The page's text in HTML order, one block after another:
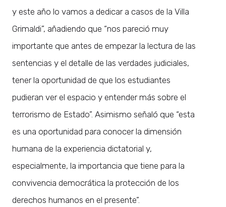
y este año lo vamos a dedicar a casos de la Villa
Grimaldi”, añadiendo que “nos pareció muy
importante que antes de empezar la lectura de las
sentencias y el detalle de las verdades judiciales,
tener la oportunidad de que los estudiantes
pudieran ver el espacio y entender más sobre el
terrorismo de Estado”. Asimismo señaló que “esta
es una oportunidad para conocer la dimensión
humana de la experiencia dictatorial y,
especialmente, la importancia que tiene para la
convivencia democrática la protección de los
derechos humanos en el presente”.